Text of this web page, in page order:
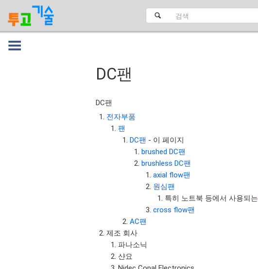
DC팬
DC팬
전자부품
팬
DC팬 - 이 페이지
brushed DC팬
brushless DC팬
axial flow팬
원심팬
특히 노트북 등에서 사용되는
cross flow팬
AC팬
제조 회사
파나소닉
샨요